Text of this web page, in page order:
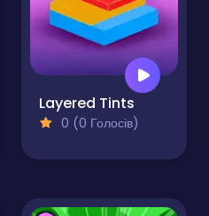
Layered Tints
0 (0 Голосів)